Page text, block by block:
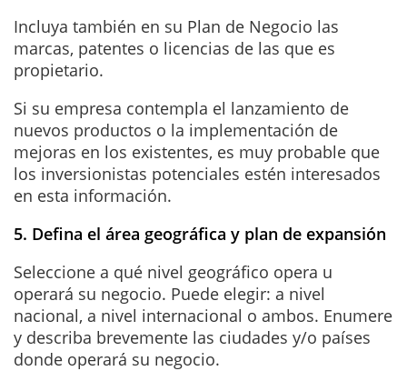
Incluya también en su Plan de Negocio las
marcas, patentes o licencias de las que es
propietario.
Si su empresa contempla el lanzamiento de
nuevos productos o la implementación de
mejoras en los existentes, es muy probable que
los inversionistas potenciales estén interesados
en esta información.
5. Defina el área geográfica y plan de expansión
Seleccione a qué nivel geográfico opera u
operará su negocio. Puede elegir: a nivel
nacional, a nivel internacional o ambos. Enumere
y describa brevemente las ciudades y/o países
donde operará su negocio.